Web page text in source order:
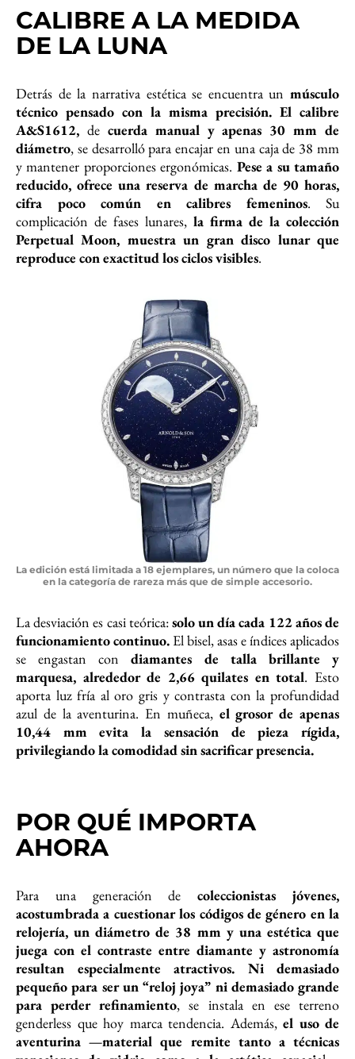
CALIBRE A LA MEDIDA
DE LA LUNA
Detrás de la narrativa estética se encuentra un músculo
técnico pensado con la misma precisión. El calibre
A&S1612, de cuerda manual y apenas 30 mm de
diámetro, se desarrolló para encajar en una caja de 38 mm
y mantener proporciones ergonómicas. Pese a su tamaño
reducido, ofrece una reserva de marcha de 90 horas,
cifra poco común en calibres femeninos. Su
complicación de fases lunares, la firma de la colección
Perpetual Moon, muestra un gran disco lunar que
reproduce con exactitud los ciclos visibles.
La edición está limitada a 18 ejemplares, un número que la coloca
en la categoría de rareza más que de simple accesorio.
La desviación es casi teórica:solo un día cada 122 años de
funcionamiento continuo. El bisel, asas e índices aplicados
se engastan con diamantes de talla brillante y
marquesa, alrededor de 2,66 quilates en total. Esto
aporta luz fría al oro gris y contrasta con la profundidad
azul de la aventurina. En muñeca, el grosor de apenas
10,44 mm evita la sensación de pieza rígida,
privilegiando la comodidad sin sacrificar presencia.
POR QUÉ IMPORTA
AHORA
Para una generación decoleccionistas jóvenes,
acostumbrada a cuestionar los códigos de género en la
relojería, un diámetro de 38 mm y una estética que
juega con el contraste entre diamante y astronomía
resultan especialmente atractivos. Ni demasiado
pequeño para ser un “reloj joya” ni demasiado grande
para perder refinamiento, se instala en ese terreno
genderless que hoy marca tendencia. Además, el uso de
aventurina —material que remite tanto a técnicas